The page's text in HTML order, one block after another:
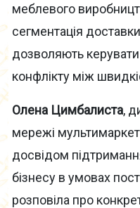
меблевого
сегментація
дозволяють
конфлікту між
Олена Цимбалиста,
мережі
досвідом
бізнесу в умовах
розповіла про